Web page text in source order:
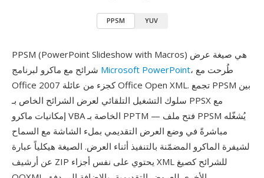
PPSM YUV
PPSM (PowerPoint Slideshow with Macros) هي صيغة عرض
Microsoft PowerPoint، طُرحت مع
Office 2007 كجزء من عائلة Office Open XML. تجمع PPSM بين
سلوك التشغيل التلقائي لعرض الشرائح الخاص بـ PPSX مع
إمكانيات ماكرو VBA الخاصة بـ PPTM — فتح ملف PPSM يُشغّله
مباشرةً في وضع العرض التقديمي بملء الشاشة مع السماح
لشيفرة الماكرو المضمّنة بالتنفيذ أثناء العرض. الصيغة هيكلياً عبارة
عن أرشيف ZIP يحتوي على نفس أجزاء XML للشرائح كصيغ